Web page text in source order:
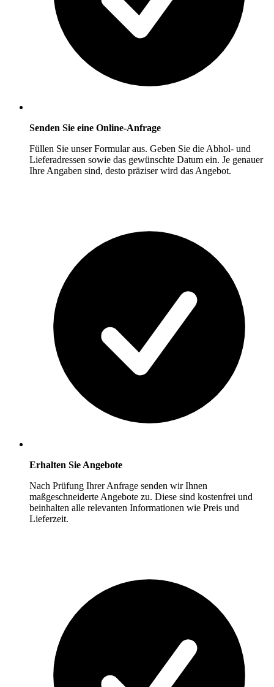
Senden Sie eine Online-Anfrage
Füllen Sie unser Formular aus. Geben Sie die Abhol- und
Lieferadressen sowie das gewünschte Datum ein. Je genauer
Ihre Angaben sind, desto präziser wird das Angebot.
Erhalten Sie Angebote
Nach Prüfung Ihrer Anfrage senden wir Ihnen
maßgeschneiderte Angebote zu. Diese sind kostenfrei und
beinhalten alle relevanten Informationen wie Preis und
Lieferzeit.